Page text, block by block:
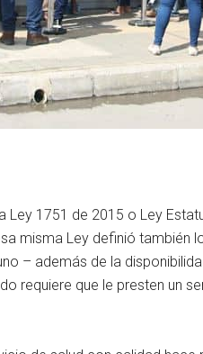
Ley 1751 de 2015 o Ley
misma Ley definió también
– además de la
requiere que le presten un